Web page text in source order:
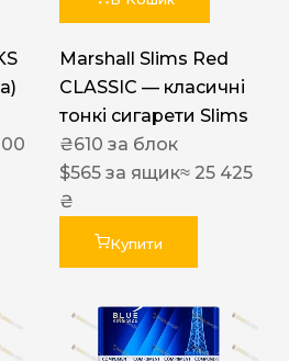
Marshall Slims Red
CLASSIC — класичні
тонкі сигарети Slims
₴610 за блок
$565 за ящик≈ 25 425
₴
Купити